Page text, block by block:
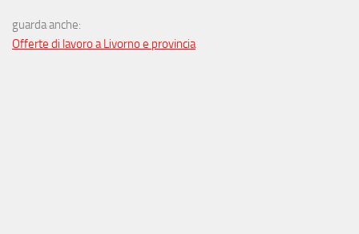
guarda anche:
Offerte di lavoro a Livorno e provincia